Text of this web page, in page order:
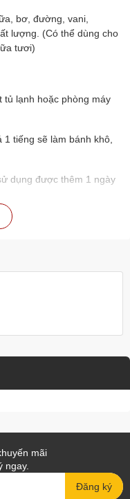
bơ, đường, vani,
lượng. (Có thể dùng cho
tươi)
tủ lạnh hoặc phòng máy
tiếng sẽ làm bánh khô,
dụng được thêm 1 ngày
phụ kiện không, có
lỗi đến từ shop hoặc
hàng để đánh giá
mãi
ngay.
Đăng ký